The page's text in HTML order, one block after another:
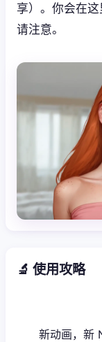
享）。你会在
请注意。
🔬 使用攻略
新动画，新